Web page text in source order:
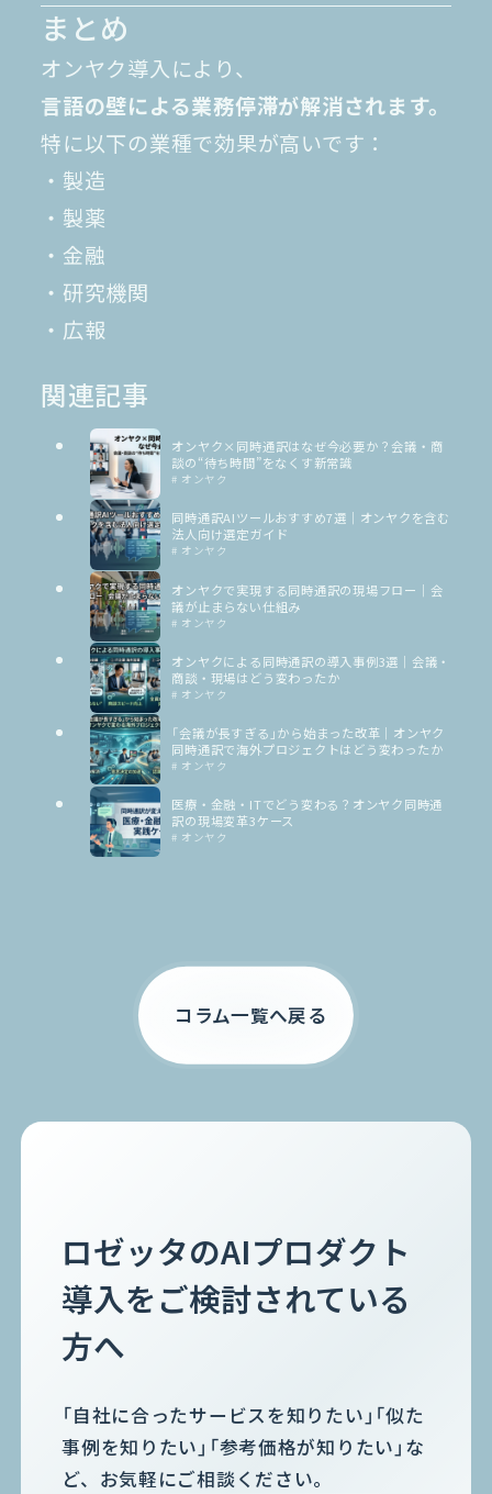
まとめ
オンヤク導入により、
言語の壁による業務停滞が解消されます。
特に以下の業種で効果が高いです：
・製造
・製薬
・金融
・研究機関
・広報
関連記事
オンヤク×同時通訳はなぜ今必要か？会議・商
談の“待ち時間”をなくす新常識
# オンヤク
同時通訳AIツールおすすめ7選｜オンヤクを含む
法人向け選定ガイド
# オンヤク
オンヤクで実現する同時通訳の現場フロー｜会
議が止まらない仕組み
# オンヤク
オンヤクによる同時通訳の導入事例3選｜会議・
商談・現場はどう変わったか
# オンヤク
「会議が長すぎる」から始まった改革｜オンヤク
同時通訳で海外プロジェクトはどう変わったか
# オンヤク
医療・金融・ITでどう変わる？オンヤク同時通
訳の現場変革3ケース
# オンヤク
コラム一覧へ戻る
ロゼッタのAIプロダクト
導入をご検討されている
方へ
「自社に合ったサービスを知りたい」「似た
事例を知りたい」「参考価格が知りたい」な
ど、お気軽にご相談ください。